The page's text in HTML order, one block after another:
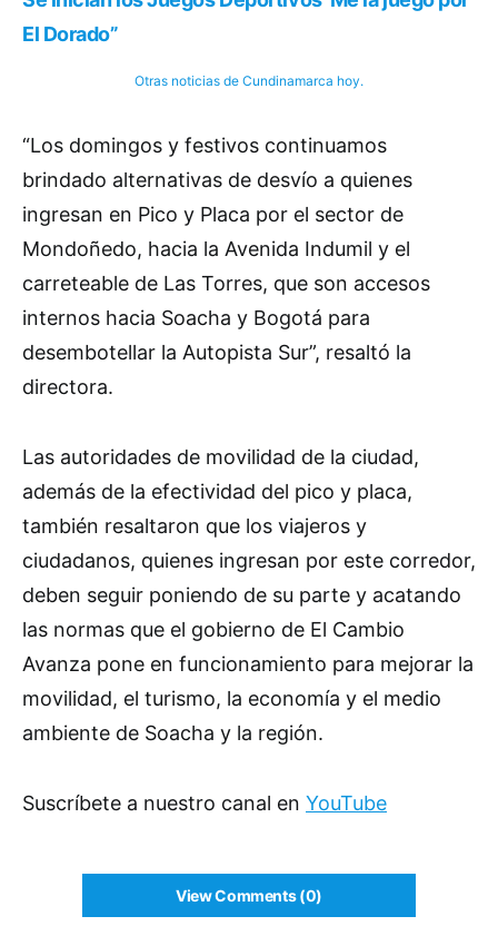
El Dorado”
Otras noticias de Cundinamarca hoy.
“Los domingos y festivos continuamos
brindado alternativas de desvío a quienes
ingresan en Pico y Placa por el sector de
Mondoñedo, hacia la Avenida Indumil y el
carreteable de Las Torres, que son accesos
internos hacia Soacha y Bogotá para
desembotellar la Autopista Sur”, resaltó la
directora.
Las autoridades de movilidad de la ciudad,
además de la efectividad del pico y placa,
también resaltaron que los viajeros y
ciudadanos, quienes ingresan por este corredor,
deben seguir poniendo de su parte y acatando
las normas que el gobierno de El Cambio
Avanza pone en funcionamiento para mejorar la
movilidad, el turismo, la economía y el medio
ambiente de Soacha y la región.
Suscríbete a nuestro canal en YouTube
View Comments (0)